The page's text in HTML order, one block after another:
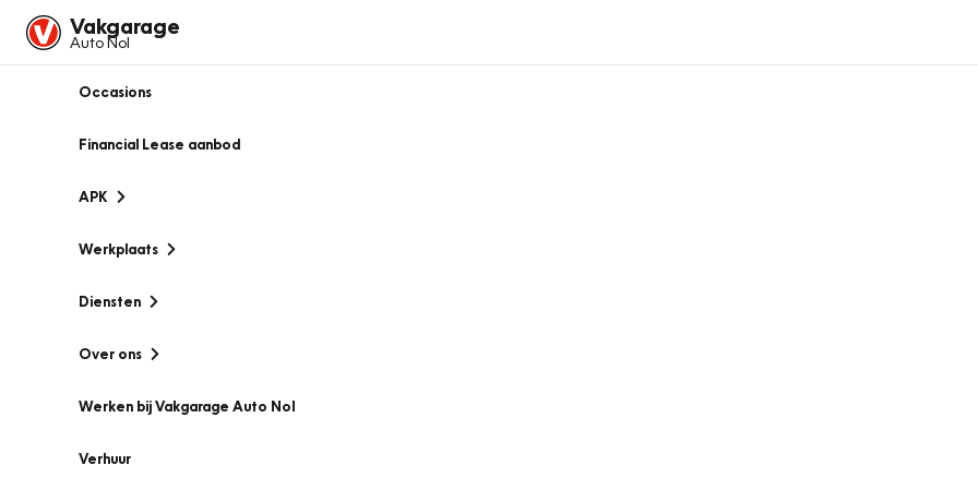
Vakgarage
Auto Nol
Occasions
Financial Lease aanbod
APK
Werkplaats
Diensten
Over ons
Werken bij Vakgarage Auto Nol
Verhuur